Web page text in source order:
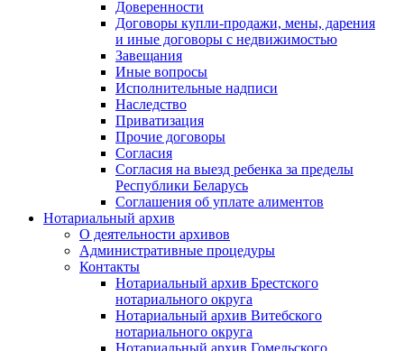
Доверенности
Договоры купли-продажи, мены, дарения
и иные договоры с недвижимостью
Завещания
Иные вопросы
Исполнительные надписи
Наследство
Приватизация
Прочие договоры
Согласия
Согласия на выезд ребенка за пределы
Республики Беларусь
Соглашения об уплате алиментов
Нотариальный архив
О деятельности архивов
Административные процедуры
Контакты
Нотариальный архив Брестского
нотариального округа
Нотариальный архив Витебского
нотариального округа
Нотариальный архив Гомельского